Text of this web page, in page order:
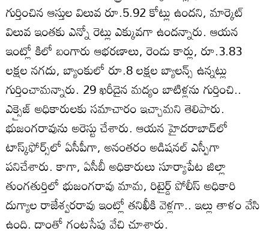
గుర్తించిన ఆస్తుల విలువ రూ.5.92 కోట్లు ఉందని, మార్కెట్‌
విలువ ఇంతకు ఎన్నో రెట్లు ఎక్కువగా ఉందన్నారు. ఆయన
ఇంట్లో కిలో బంగారు ఆభరణాలు, రెండు కార్లు, రూ.3.83
లక్షల నగదు, బ్యాంకులో రూ.8 లక్షల బ్యాలన్స్‌ ఉన్నట్లు
గుర్తించామన్నారు. 29 ఖరీదైన మద్యం బాటిళ్లను గుర్తించి..
ఎక్సైజ్‌ అధికారులకు సమాచారం ఇచ్చామని తెలిపారు.
భుజంగరావును అరెస్టు చేశారు. ఆయన హైదరాబాద్‌లో
టాస్క్‌ఫోర్స్‌లో ఏసీపీగా, అనంతరం అడిషనల్‌ ఎస్పీగా
పనిచేశారు. కాగా, ఏసీబీ అధికారులు సూర్యాపేట జిల్లా
తుంగతుర్తిలో భుజంగరావు మామ, రిటైర్డ్‌ పోలీస్‌ అధికారి
దుగ్యాల రాజేశ్వరరావు ఇంట్లో తనిఖీకి వెళ్లగా.. ఇల్లు తాళం వేసి
ఉంది. దాంతో గంటసేపు వేచి చూశారు.